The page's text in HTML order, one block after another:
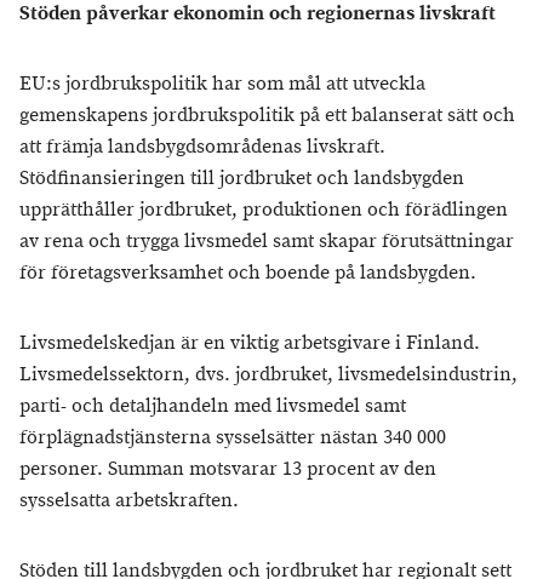
Stöden påverkar ekonomin och regionernas livskraft
EU:s jordbrukspolitik har som mål att utveckla
gemenskapens jordbrukspolitik på ett balanserat sätt och
att främja landsbygdsområdenas livskraft.
Stödfinansieringen till jordbruket och landsbygden
upprätthåller jordbruket, produktionen och förädlingen
av rena och trygga livsmedel samt skapar förutsättningar
för företagsverksamhet och boende på landsbygden.
Livsmedelskedjan är en viktig arbetsgivare i Finland.
Livsmedelssektorn, dvs. jordbruket, livsmedelsindustrin,
parti- och detaljhandeln med livsmedel samt
förplägnadstjänsterna sysselsätter nästan 340 000
personer. Summan motsvarar 13 procent av den
sysselsatta arbetskraften.
Stöden till landsbygden och jordbruket har regionalt sett